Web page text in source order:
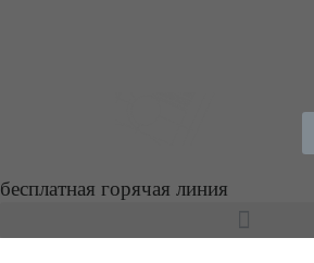
бесплатная горячая линия